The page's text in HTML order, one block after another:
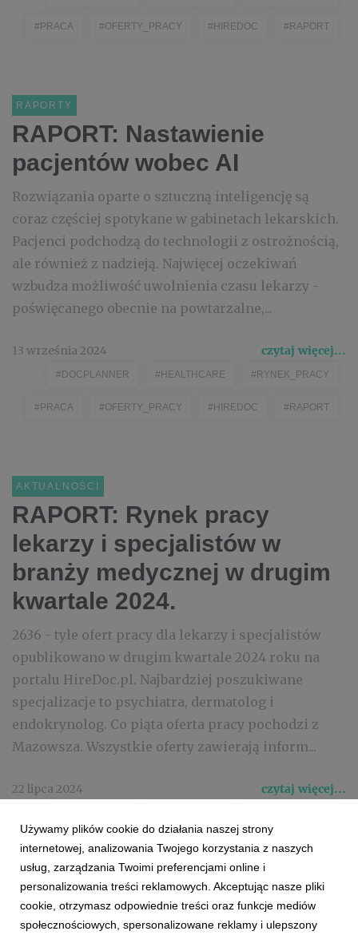
#PRACA #OFERTY_PRACY #HIREDOC #RAPORT
RAPORTY
RAPORT: Nastawienie
pacjentów wobec AI
Rozwiązania oparte o sztuczną inteligencję są
coraz częściej spotykane w gabinetach lekarskich.
Pacjenci podchodzą do technologii z ostrożnością,
ale również z nadzieją. Najwięcej oczekiwań
wzbudza możliwość uwolnienia czasu lekarzy -
poświęcanego obecnie na powtarzalne,...
13 września 2024 czytaj więcej...
#DOCPLANNER #HEALTHCARE #RYNEK_PRACY
#PRACA #OFERTY_PRACY #HIREDOC #RAPORT
AKTUALNOŚCI
RAPORT: Rynek pracy
lekarzy i specjalistów w
branży medycznej w drugim
kwartale 2024.
2636 - tyle ofert pracy dla lekarzy i specjalistów
opublikowano w drugim kwartale 2024 roku na
portalu HireDoc.pl. Najbardziej poszukiwane
specjalizacje to psychiatra, dermatolog i
endokrynolog. Co piąta oferta pracy pochodzi z
Mazowsza. Wszystkie oferty zawierają inform...
22 lipca 2024 czytaj więcej...
#PRACA #OFERTY_PRACY #HIREDOC #RAPORT
Używamy plików cookie do działania naszej strony
internetowej, analizowania Twojego korzystania z naszych
usług, zarządzania Twoimi preferencjami online i
personalizowania treści reklamowych. Akceptując nasze pliki
cookie, otrzymasz odpowiednie treści oraz funkcje mediów
społecznościowych, spersonalizowane reklamy i ulepszony